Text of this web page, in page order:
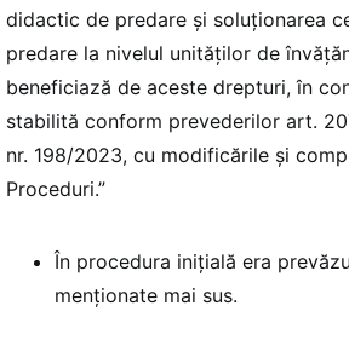
didactic de predare şi soluționarea
predare la nivelul unităților de
beneficiază de aceste drepturi, în
stabilită conform prevederilor art.
nr. 198/2023, cu modificările şi
Proceduri.”
În procedura inițială era
menționate mai sus.